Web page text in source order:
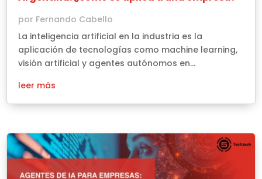
por Fernando Cabello
La inteligencia artificial en la industria es la
aplicación de tecnologías como machine learning,
visión artificial y agentes autónomos en...
leer más